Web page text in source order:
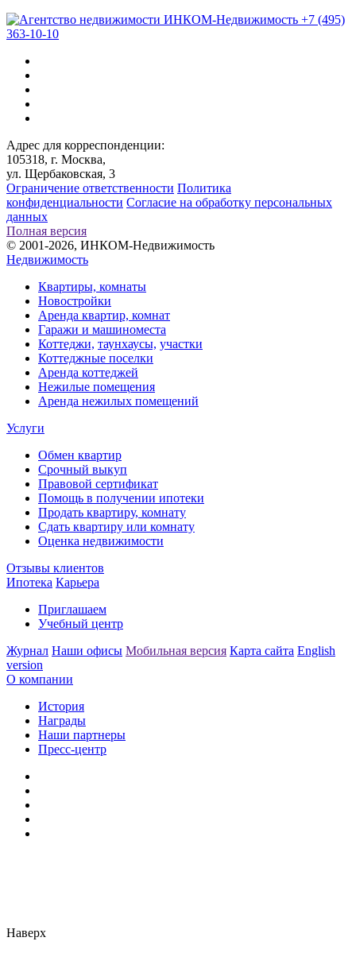
+7 (495)
363-10-10
Адрес для корреспонденции:
105318, г. Москва,
ул. Щербаковская, 3
Ограничение ответственности Политика
конфиденциальности Согласие на обработку персональных
данных
Полная версия
© 2001-2026, ИНКОМ-Недвижимость
Недвижимость
Квартиры, комнаты
Новостройки
Аренда квартир, комнат
Гаражи и машиноместа
Коттеджи, таунхаусы, участки
Коттеджные поселки
Аренда коттеджей
Нежилые помещения
Аренда нежилых помещений
Услуги
Обмен квартир
Срочный выкуп
Правовой сертификат
Помощь в получении ипотеки
Продать квартиру, комнату
Сдать квартиру или комнату
Оценка недвижимости
Отзывы клиентов
Ипотека Карьера
Приглашаем
Учебный центр
Журнал Наши офисы Мобильная версия Карта сайта English
version
О компании
История
Награды
Наши партнеры
Пресс-центр
Наверх